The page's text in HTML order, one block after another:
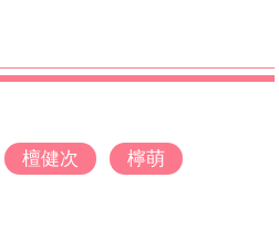
檀健次 檸萌